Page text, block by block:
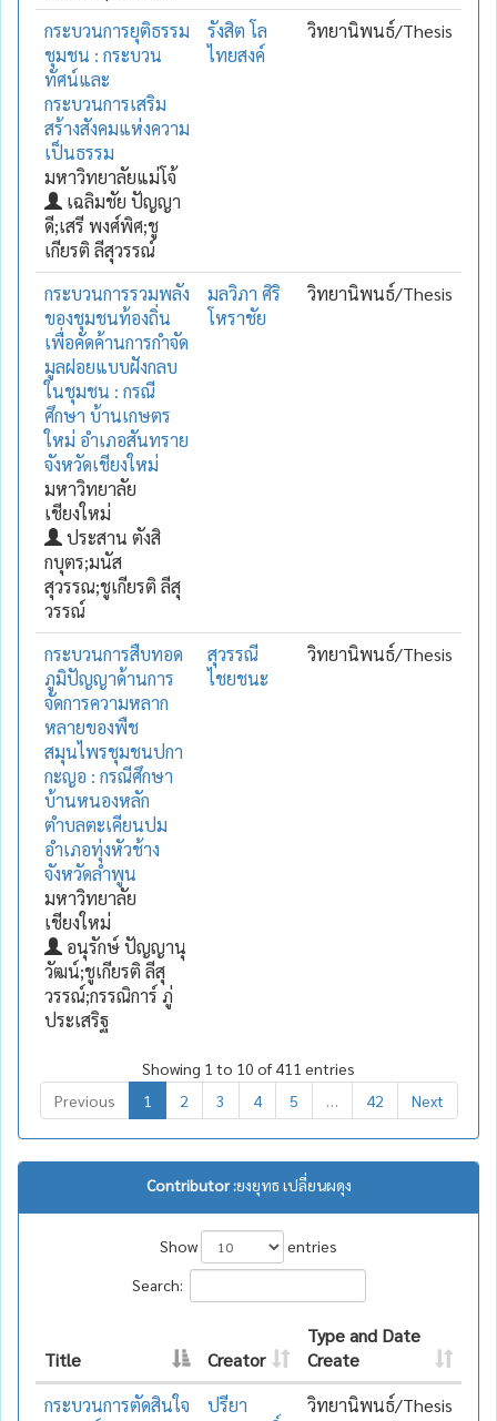
กระบวนการยุติธรรม
ชุมชน : กระบวน
ทัศน์และ
กระบวนการเสริม
สร้างสังคมแห่งความ
เป็นธรรม
มหาวิทยาลัยแม่โจ้
เฉลิมชัย ปัญญา
ดี;เสรี พงศ์พิศ;ชู
เกียรติ ลีสุวรรณ์
รังสิต โล
ไทยสงค์
วิทยานิพนธ์/Thesis
กระบวนการรวมพลัง
ของชุมชนท้องถิ่น
เพื่อคัดค้านการกำจัด
มูลฝอยแบบฝังกลบ
ในชุมชน : กรณี
ศึกษา บ้านเกษตร
ใหม่ อำเภอสันทราย
จังหวัดเชียงใหม่
มหาวิทยาลัย
เชียงใหม่
ประสาน ตังสิ
กบุตร;มนัส
สุวรรณ;ชูเกียรติ ลีสุ
วรรณ์
มลวิภา ศิริ
โหราชัย
วิทยานิพนธ์/Thesis
กระบวนการสืบทอด
ภูมิปัญญาด้านการ
จัดการความหลาก
หลายของพืช
สมุนไพรชุมชนปกา
กะญอ : กรณีศึกษา
บ้านหนองหลัก
ตำบลตะเคียนปม
อำเภอทุ่งหัวช้าง
จังหวัดลำพูน
มหาวิทยาลัย
เชียงใหม่
อนุรักษ์ ปัญญานุ
วัฒน์;ชูเกียรติ ลีสุ
วรรณ์;กรรณิการ์ ภู่
ประเสริฐ
สุวรรณี
ไชยชนะ
วิทยานิพนธ์/Thesis
Showing 1 to 10 of 411 entries
Previous
1 2 3 4 5 42 Next
Contributor :ยงยุทธ เปลี่ยนผดุง
Show
entries
Search:
Title Creator
Type and Date
Create
กระบวนการตัดสินใจ
ปรียา
วิทยานิพนธ์/Thesis